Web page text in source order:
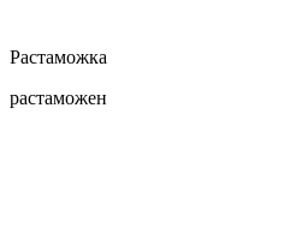
Растаможка
растаможен